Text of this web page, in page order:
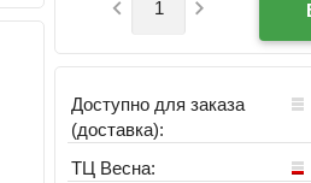
 
Доступно для заказа
(доставка):
ТЦ Весна: